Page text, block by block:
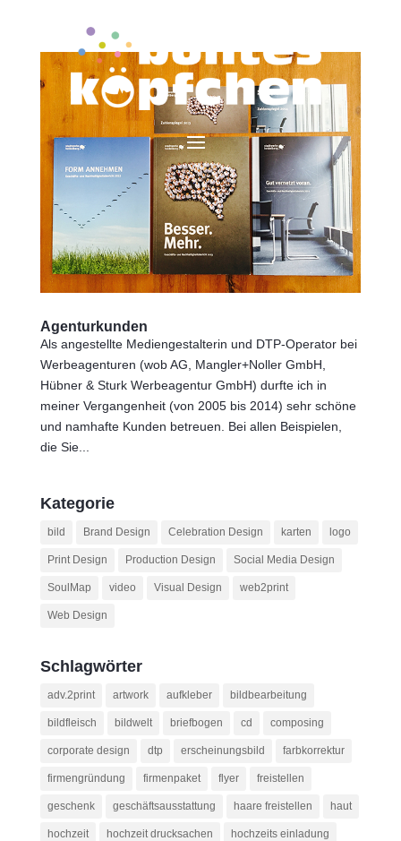
Agenturkunden
Als angestellte Mediengestalterin und DTP-Operator bei
Werbeagenturen (wob AG, Mangler+Noller GmbH,
Hübner & Sturk Werbeagentur GmbH) durfte ich in
meiner Vergangenheit (von 2005 bis 2014) sehr schöne
und namhafte Kunden betreuen. Bei allen Beispielen,
die Sie...
Kategorie
bild Brand Design Celebration Design karten logo
Print Design Production Design Social Media Design
SoulMap video Visual Design web2print
Web Design
Schlagwörter
adv.2print artwork aufkleber bildbearbeitung
bildfleisch bildwelt briefbogen cd composing
corporate design dtp erscheinungsbild farbkorrektur
firmengründung firmenpaket flyer freistellen
geschenk geschäftsausstattung haare freistellen haut
hochzeit hochzeit drucksachen hochzeits einladung